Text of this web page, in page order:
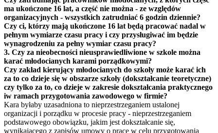
ma ukończone 16 lat, a część nie można - ze względów
organizacyjnych - wszystkich zatrudniać 6 godzin dziennie?
Czy ci, którzy mają ukończone 16 lat będą pracować nadal w
pełnym wymiarze czasu pracy i czy przysługiwać im będzie
wynagrodzeniu za pełny wymiar czasu pracy?
3. Czy za nieobecności nieusprawiedliwione w szkole można
karać młodocianych karami porządkowymi?
Czy zakład kierujący młodocianych do szkoły może karać ich
za to co dzieje się w obszarze szkoły (dokształcanie teoretyczne)
czy tylko za to, co dzieje w zakresie dokształcania praktycznego
iw ramach przygotowania zawodowego w firmie?
Kara byłaby uzasadniona to nieprzestrzeganiem ustalonej
organizacji i porządku w procesie pracy - nieprzestrzeganiem
podstawowego obowiązku, jakim jest dokształcanie się,
wynikającego z zapisów umowy o pracę w celu przygotowania